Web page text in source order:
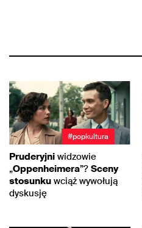
#popkultura
Pruderyjni widzowie
„Oppenheimera”? Sceny
stosunku wciąż wywołują
dyskusję